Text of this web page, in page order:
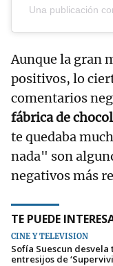
Una publicación
Aunque la gran
positivos, lo
comentarios
fábrica de
te quedaba
nada" son
negativos más
TE PUEDE
CINE Y TELEVISIÓN
Sofía Suescun desvela
entresijos de